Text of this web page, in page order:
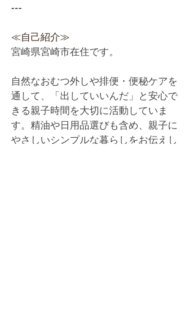
---
≪自己紹介≫
宮崎県宮崎市在住です。
自然なおむつ外しや排便・便秘ケアを
通して、「出していいんだ」と安心で
きる親子時間を大切に活動していま
す。精油や日用品選びも含め、親子に
やさしいシンプルな暮らしをお伝えし